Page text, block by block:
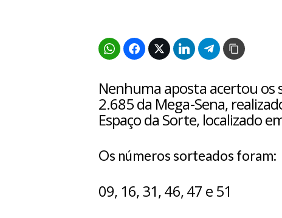
Nenhuma aposta acertou os
2.685 da Mega-Sena,
Espaço da Sorte, localizado
Os números sorteados foram:
09, 16, 31, 46, 47 e 51